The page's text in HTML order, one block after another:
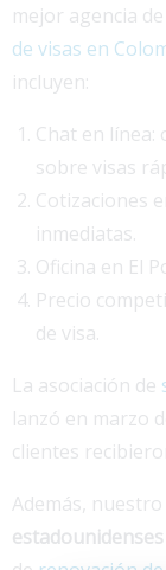
mejor agencia
de visas en
incluyen:
Chat en
sobre visas
Cotizaciones
inmediatas.
Oficina en El
Precio
de visa.
La asociación de
lanzó en marzo
clientes
Además,
estadounidenses